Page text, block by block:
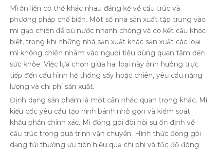
Mì ăn liền có thể khác nhau đáng kể về cấu trúc và
phương pháp chế biến. Một số nhà sản xuất tập trung vào
mì gạo chiên để bù nước nhanh chóng và có kết cấu khác
biệt, trong khi những nhà sản xuất khác sản xuất các loại
mì không chiên nhằm vào người tiêu dùng quan tâm đến
sức khỏe. Việc lựa chọn giữa hai loại này ảnh hưởng trực
tiếp đến cấu hình hệ thống sấy hoặc chiên, yêu cầu năng
lượng và chi phí sản xuất.
Định dạng sản phẩm là một cân nhắc quan trọng khác. Mì
kiểu cốc yêu cầu tạo hình bánh nhỏ gọn và kiểm soát
khẩu phần chính xác. Mì đóng gói đòi hỏi sự ổn định về
cấu trúc trong quá trình vận chuyển. Hình thức đóng gói
dạng túi thường ưu tiên hiệu quả chi phí và tốc độ đóng